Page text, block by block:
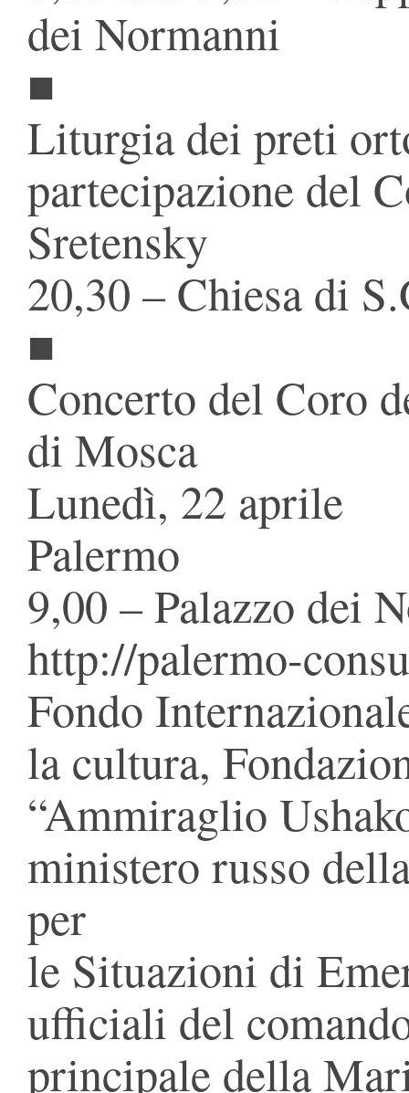
dei Normanni
■
Liturgia dei preti
partecipazione del
Sretensky
20,30 – Chiesa di
■
Concerto del Coro
di Mosca
Lunedì, 22 aprile
Palermo
9,00 – Palazzo dei
http://palermo-
Fondo
la cultura,
“Ammiraglio
ministero russo
per
le Situazioni di
ufficiali del
principale della